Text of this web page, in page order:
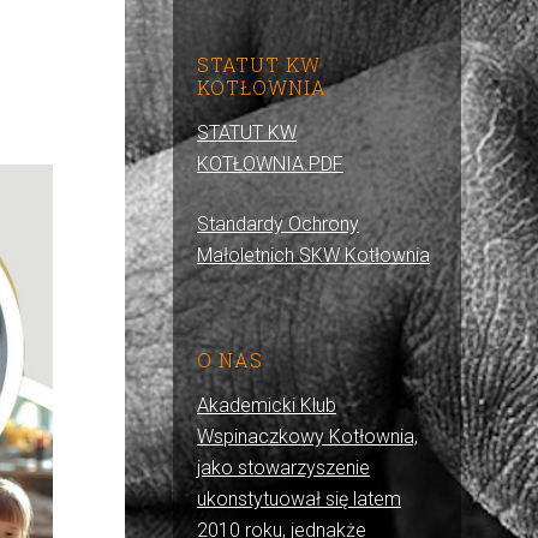
STATUT KW
KOTŁOWNIA
STATUT KW
KOTŁOWNIA.PDF
Standardy Ochrony
Małoletnich SKW Kotłownia
O NAS
Akademicki Klub
Wspinaczkowy Kotłownia,
jako stowarzyszenie
ukonstytuował się latem
2010 roku, jednakże